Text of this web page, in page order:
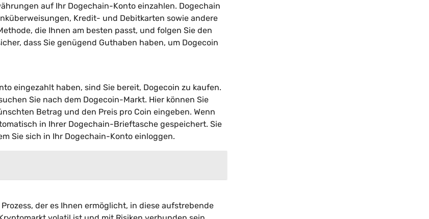
auf Ihr Dogechain-Konto einzahlen. Dogechain
Kredit- und Debitkarten sowie andere
die Ihnen am besten passt, und folgen Sie den
dass Sie genügend Guthaben haben, um Dogecoin
eingezahlt haben, sind Sie bereit, Dogecoin zu kaufen.
Sie nach dem Dogecoin-Markt. Hier können Sie
Betrag und den Preis pro Coin eingeben. Wenn
in Ihrer Dogechain-Brieftasche gespeichert. Sie
Sie sich in Ihr Dogechain-Konto einloggen.
der es Ihnen ermöglicht, in diese aufstrebende